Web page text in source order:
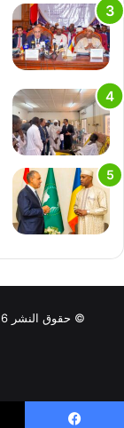
© حقوق النشر 2026، جميع الحقوق محفوظة لموقع أفرو نيوز |